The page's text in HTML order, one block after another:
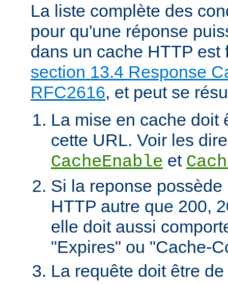
La liste complète des
pour qu'une réponse
dans un cache HTTP est
section 13.4 Response
RFC2616, et peut se
La mise en cache doit
cette URL. Voir les
CacheEnable et
Si la reponse
HTTP autre que 200,
elle doit aussi
"Expires" ou "Cache-
La requête doit être